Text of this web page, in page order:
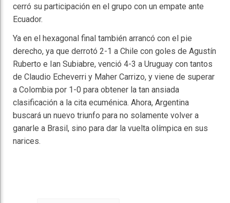
cerró su participación en el grupo con un empate ante
Ecuador.
Ya en el hexagonal final también arrancó con el pie
derecho, ya que derrotó 2-1 a Chile con goles de Agustín
Ruberto e Ian Subiabre, venció 4-3 a Uruguay con tantos
de Claudio Echeverri y Maher Carrizo, y viene de superar
a Colombia por 1-0 para obtener la tan ansiada
clasificación a la cita ecuménica. Ahora, Argentina
buscará un nuevo triunfo para no solamente volver a
ganarle a Brasil, sino para dar la vuelta olímpica en sus
narices.